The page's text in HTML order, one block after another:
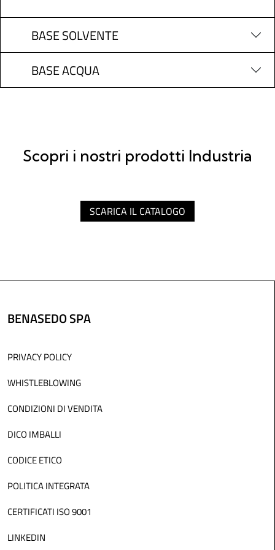
BASE SOLVENTE
BASE ACQUA
Scopri i nostri prodotti Industria
SCARICA IL CATALOGO
BENASEDO SPA
PRIVACY POLICY
WHISTLEBLOWING
CONDIZIONI DI VENDITA
DICO IMBALLI
CODICE ETICO
POLITICA INTEGRATA
CERTIFICATI ISO 9001
LINKEDIN